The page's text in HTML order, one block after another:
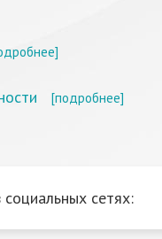
[подробнее]
сетях: